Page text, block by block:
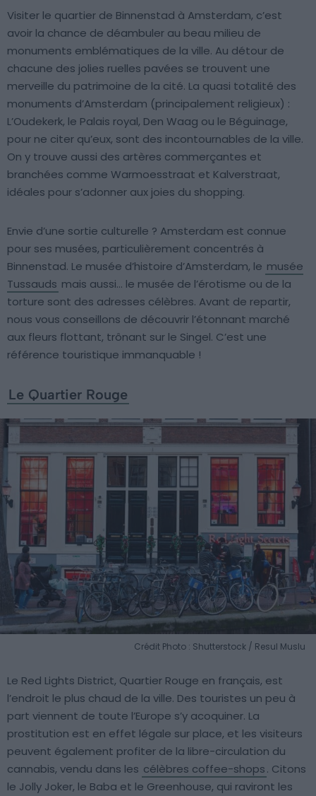
Visiter le quartier de Binnenstad à Amsterdam, c’est
avoir la chance de déambuler au beau milieu de
monuments emblématiques de la ville. Au détour de
chacune des jolies ruelles pavées se trouvent une
merveille du patrimoine de la cité. La quasi totalité des
monuments d’Amsterdam (principalement religieux) :
L’Oudekerk, le Palais royal, Den Waag ou le Béguinage,
pour ne citer qu’eux, sont des incontournables de la ville.
On y trouve aussi des artères commerçantes et
branchées comme Warmoesstraat et Kalverstraat,
idéales pour s’adonner aux joies du shopping.
Envie d’une sortie culturelle ? Amsterdam est connue
pour ses musées, particulièrement concentrés à
Binnenstad. Le musée d’histoire d’Amsterdam, le musée
Tussauds mais aussi… le musée de l’érotisme ou de la
torture sont des adresses célèbres. Avant de repartir,
nous vous conseillons de découvrir l’étonnant marché
aux fleurs flottant, trônant sur le Singel. C’est une
référence touristique immanquable !
Le Quartier Rouge
Crédit Photo : Shutterstock / Resul Muslu
Le Red Lights District, Quartier Rouge en français, est
l’endroit le plus chaud de la ville. Des touristes un peu à
part viennent de toute l’Europe s’y acoquiner. La
prostitution est en effet légale sur place, et les visiteurs
peuvent également profiter de la libre-circulation du
cannabis, vendu dans les célèbres coffee-shops. Citons
le Jolly Joker, le Baba et le Greenhouse, qui raviront les